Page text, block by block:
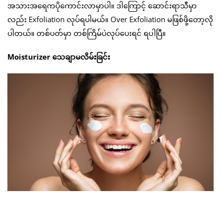
အသားအရေကပိုကောင်းလာမှာပါ။ ဒါကြောင့် ဆောင်းရာသီမှာ
လည်း Exfoliation လုပ်ရပါမယ်။ Over Exfoliation မဖြစ်ဖို့တော့လို
ပါတယ်။ တစ်ပတ်မှာ တစ်ကြိမ်ပဲလုပ်ပေးရင် ရပါပြီ။
Moisturizer သေချာမလိမ်းခြင်း